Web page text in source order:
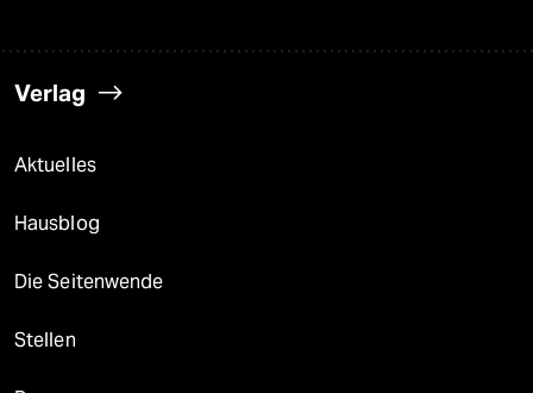
Verlag
Aktuelles
Hausblog
Die Seitenwende
Stellen